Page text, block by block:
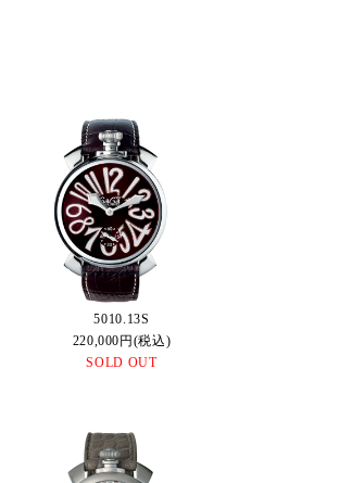
5010.13S
220,000円(税込)
SOLD OUT